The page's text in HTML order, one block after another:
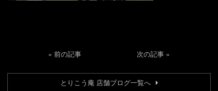
« 前の記事 次の記事 »
とりこう庵 店舗ブログ一覧へ